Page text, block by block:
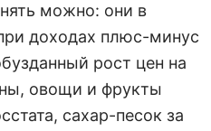
можно: они в
доходах плюс-минус
рост цен на
овощи и фрукты
сахар-песок за